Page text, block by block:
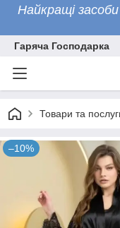
Найкращі
Гаряча Господарка
Товари та
–10%